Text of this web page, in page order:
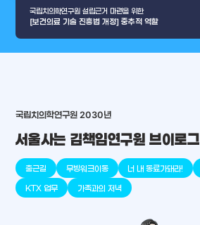
충청남도place
천안
place
place place
place place
국립치의학연구원 설립근거 마련을 위한
[보건의료 기술 진흥법 개정] 중추적 역할
국립치의학연구원 2030년
서울사는 김책임연구원 브이로그
출근길 무빙워크이동 너 내 동료가돼라!
KTX 업무 가족과의 저녁